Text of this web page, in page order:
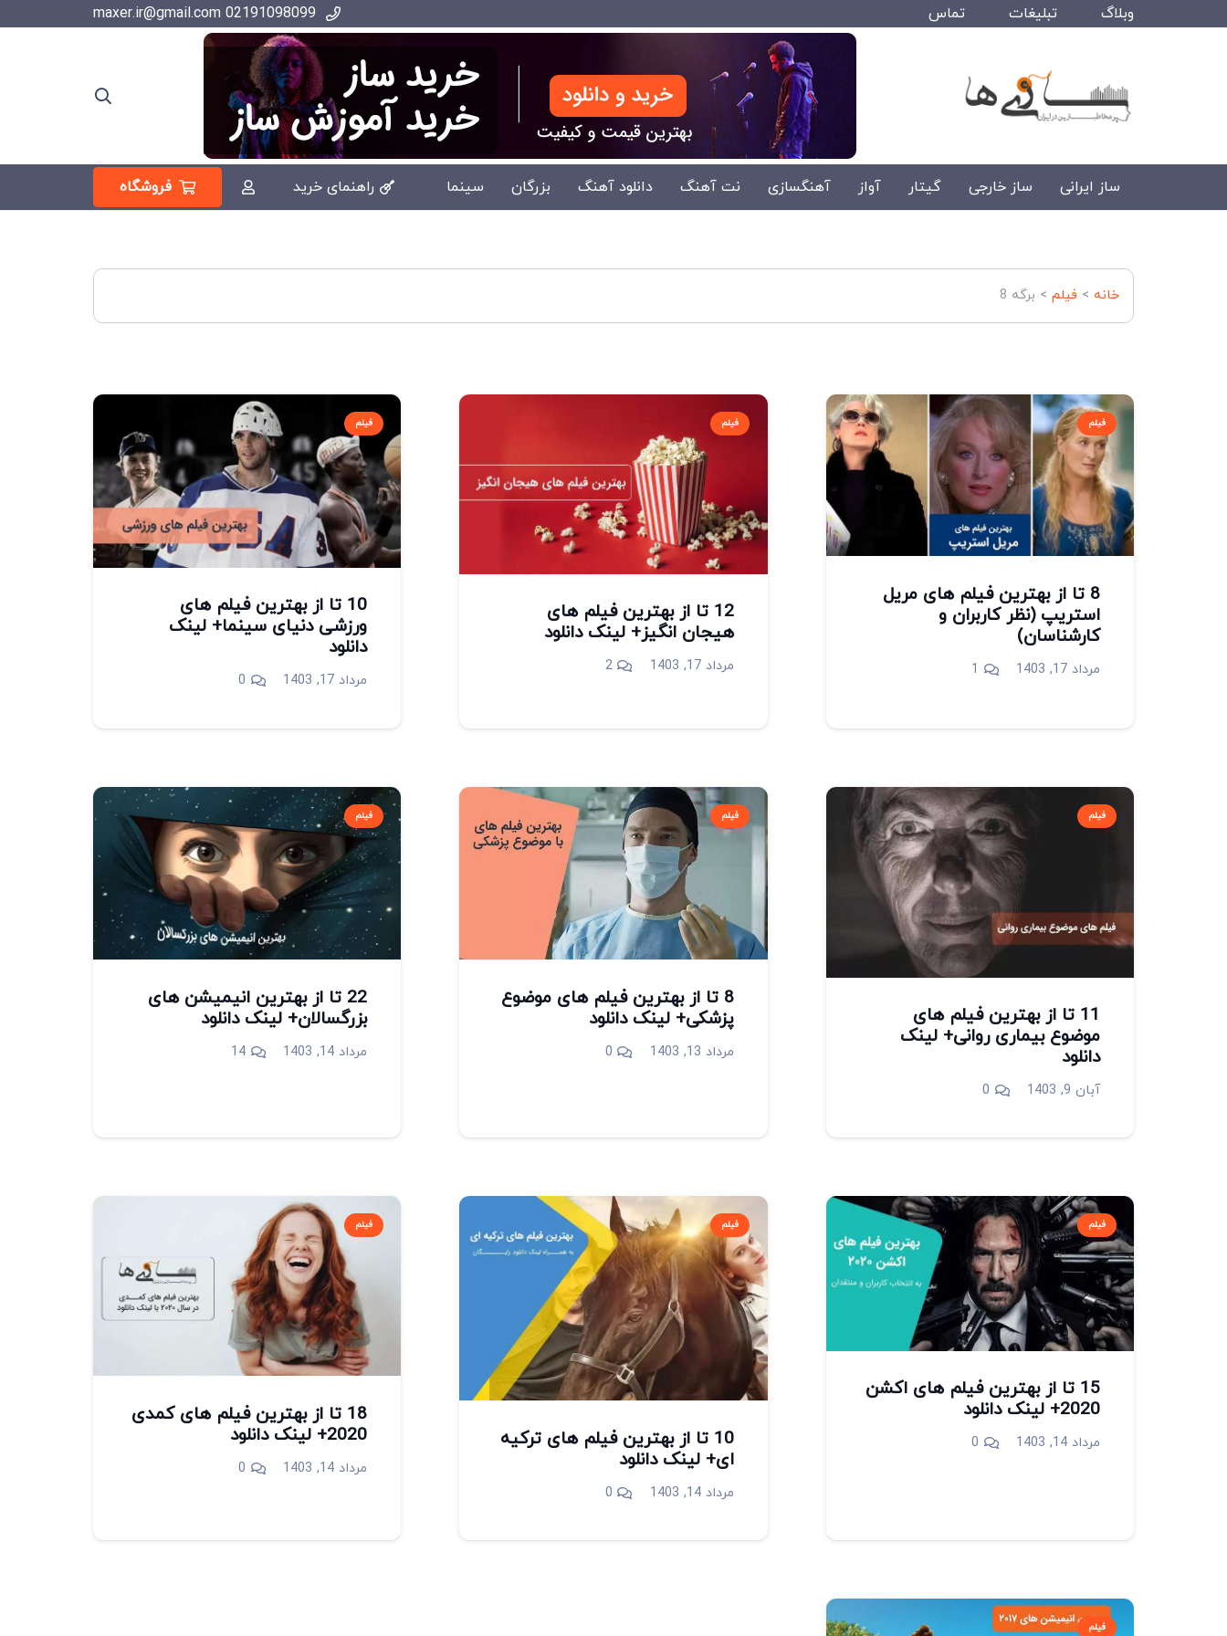
وبلاگ تبلیغات تماس
ساز ایرانی ساز خارجی گیتار آواز آهنگسازی نت آهنگ دانلود آهنگ بزرگان سینما راهنمای خرید فروشگاه
خانه > فیلم > برگه 8
فیلم
8 تا از بهترین فیلم های مریل
استریپ (نظر کاربران و
کارشناسان)
مرداد 17, 1403 1
فیلم
12 تا از بهترین فیلم های
هیجان انگیز+ لینک دانلود
مرداد 17, 1403 2دیدگاه
فیلم
10 تا از بهترین فیلم های
ورزشی دنیای سینما+ لینک
دانلود
مرداد 17, 1403 0
فیلم
11 تا از بهترین فیلم های
موضوع بیماری روانی+ لینک
دانلود
آبان 9, 1403 0
فیلم
8 تا از بهترین فیلم های موضوع
پزشکی+ لینک دانلود
مرداد 13, 1403 0
فیلم
22 تا از بهترین انیمیشن های
بزرگسالان+ لینک دانلود
مرداد 14, 1403 14دیدگاه
فیلم
15 تا از بهترین فیلم های اکشن
2020+ لینک دانلود
مرداد 14, 1403 0
فیلم
10 تا از بهترین فیلم های ترکیه
ای+ لینک دانلود
مرداد 14, 1403 0
فیلم
18 تا از بهترین فیلم های کمدی
2020+ لینک دانلود
مرداد 14, 1403 0
فیلم